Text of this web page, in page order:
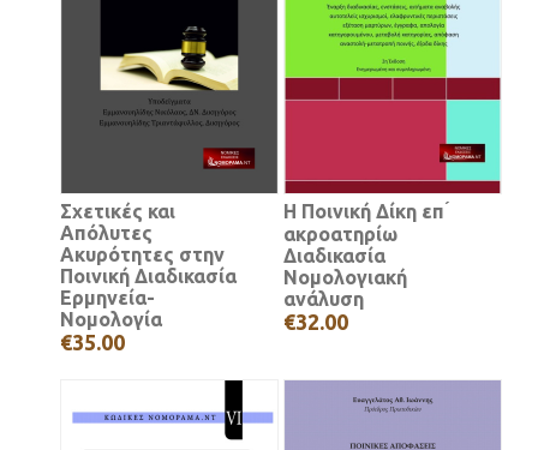
Σχετικές και
Απόλυτες
Ακυρότητες στην
Ποινική Διαδικασία
Ερμηνεία-
Νομολογία
€35.00
Η Ποινική Δίκη επ ́
ακροατηρίω
Διαδικασία
Νομολογιακή
ανάλυση
€32.00